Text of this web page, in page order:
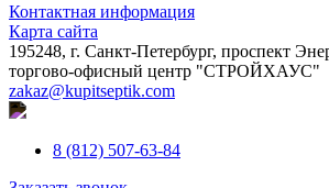
Контактная информация
Карта сайта
195248, г. Санкт-Петербург, проспект
торгово-офисный центр "СТРОЙХАУС"
zakaz@kupitseptik.com
8 (812) 507-63-84